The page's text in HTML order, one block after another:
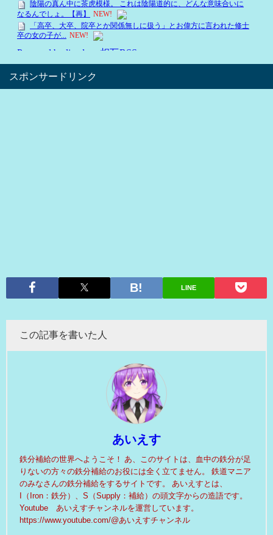
スポンサードリンク
LINE
この記事を書いた人
あいえす
鉄分補給の世界へようこそ！ あ、このサイトは、血中の鉄分が足
りないの方々の鉄分補給のお役には全く立てません。 鉄道マニア
のみなさんの鉄分補給をするサイトです。 あいえすとは、
I（Iron：鉄分）、S（Supply：補給）の頭文字からの造語です。
Youtube あいえすチャンネルを運営しています。
https://www.youtube.com/@あいえすチャンネル